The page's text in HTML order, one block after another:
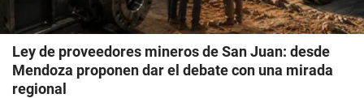
Ley de proveedores mineros de San Juan: desde
Mendoza proponen dar el debate con una mirada
regional